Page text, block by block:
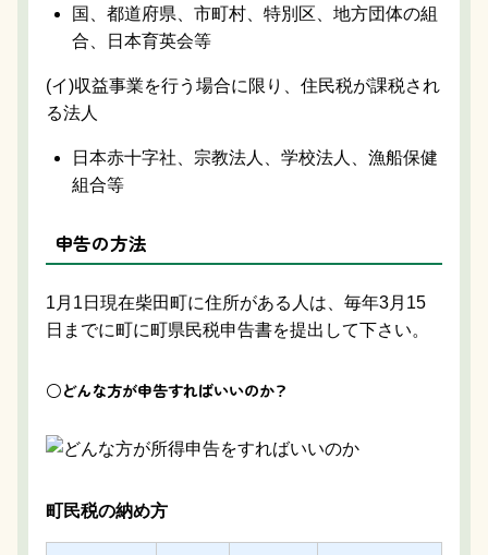
国、都道府県、市町村、特別区、地方団体の組
合、日本育英会等
(イ)収益事業を行う場合に限り、住民税が課税され
る法人
日本赤十字社、宗教法人、学校法人、漁船保健
組合等
申告の方法
1月1日現在柴田町に住所がある人は、毎年3月15
日までに町に町県民税申告書を提出して下さい。
○どんな方が申告すればいいのか？
町民税の納め方